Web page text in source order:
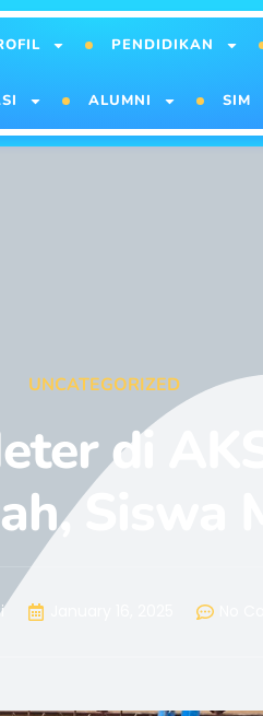
PENDIDIKAN
ALUMNI SIM
UNCATEGORIZED
di
Siswa